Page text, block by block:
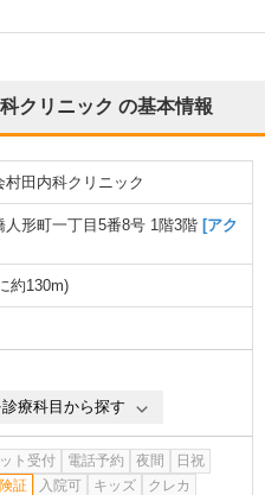
クリニック の基本情報
田内科クリニック
形町一丁目5番8号 1階3階 [アク
約130m)
療科目から探す
ト受付 電話予約 夜間
日祝
証 入院可 キッズ
クレカ